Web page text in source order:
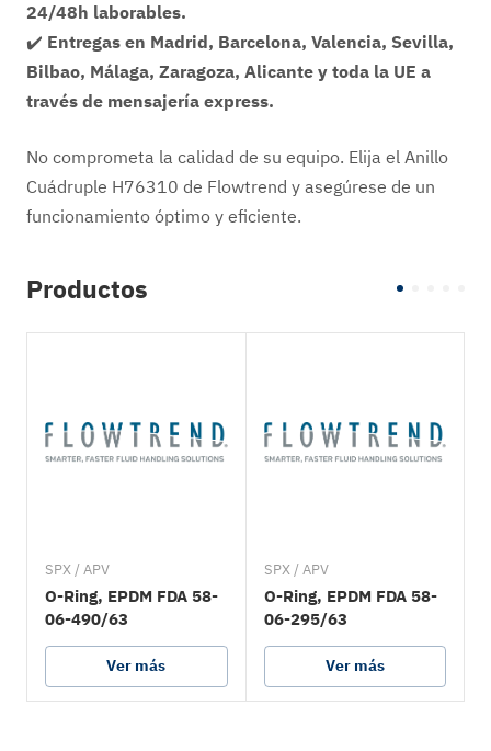
24/48h laborables.
✔️ Entregas en Madrid, Barcelona, Valencia, Sevilla,
Bilbao, Málaga, Zaragoza, Alicante y toda la UE a
través de mensajería express.
No comprometa la calidad de su equipo. Elija el Anillo
Cuádruple H76310 de Flowtrend y asegúrese de un
funcionamiento óptimo y eficiente.
Productos
SPX / APV
O-Ring, EPDM FDA 58-
06-490/63
Ver más
SPX / APV
O-Ring, EPDM FDA 58-
06-295/63
Ver más